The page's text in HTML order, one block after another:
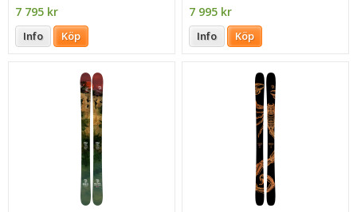
7 795 kr
Info Köp
7 995 kr
Info Köp